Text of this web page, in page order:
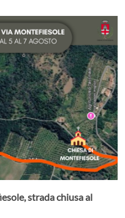
strada chiusa al